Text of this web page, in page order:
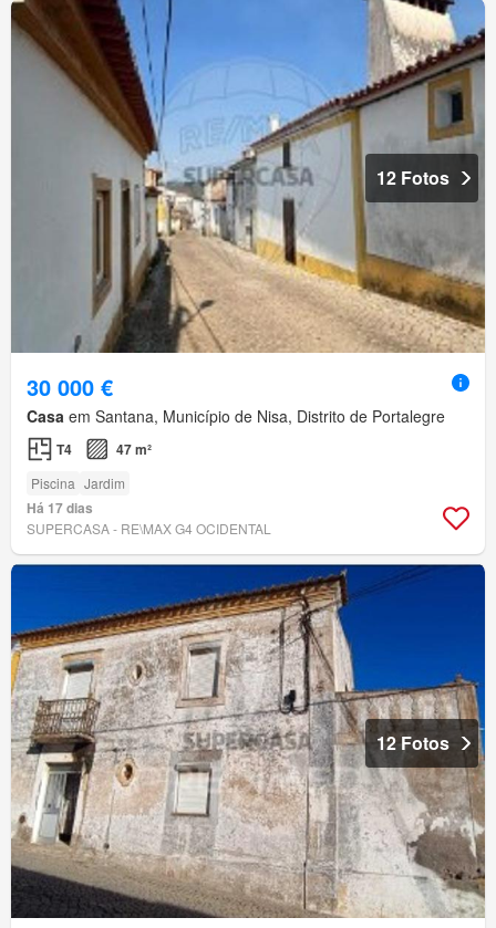
12 Fotos
30 000 €
Casa em Santana, Município de Nisa, Distrito de Portalegre
T4 47 m²
Piscina Jardim
Há 17 dias
SUPERCASA - RE\MAX G4 OCIDENTAL
12 Fotos